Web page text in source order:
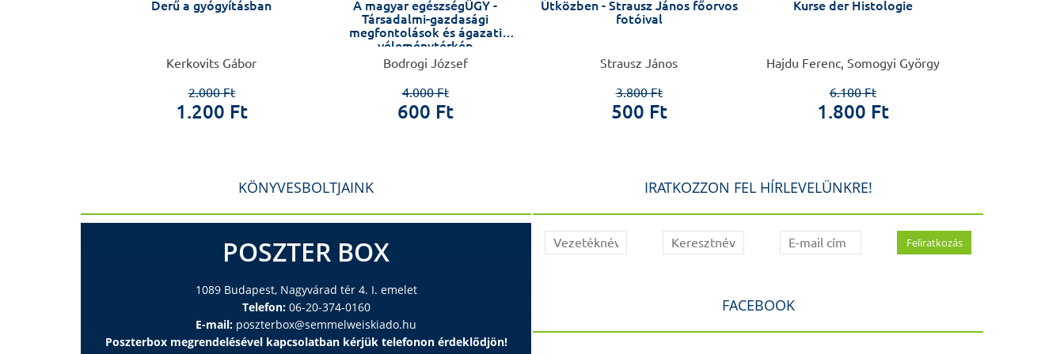
Derű a gyógyításban
Kerkovits Gábor
2.000 Ft
1.200 Ft
A magyar egészségÜGY -
Társadalmi-gazdasági
megfontolások és ágazati
véleménytérkép
Bodrogi József
4.000 Ft
600 Ft
Útközben - Strausz János főorvos
fotóival
Strausz János
3.800 Ft
500 Ft
Kurse der Histologie
Hajdu Ferenc, Somogyi György
6.100 Ft
1.800 Ft
KÖNYVESBOLTJAINK
POSZTER BOX
1089 Budapest, Nagyvárad tér 4. I. emelet
Telefon:06-20-374-0160
E-mail: poszterbox@semmelweiskiado.hu
Poszterbox megrendelésével kapcsolatban kérjük telefonon érdeklődjön!
IRATKOZZON FEL HÍRLEVELÜNKRE!
FACEBOOK